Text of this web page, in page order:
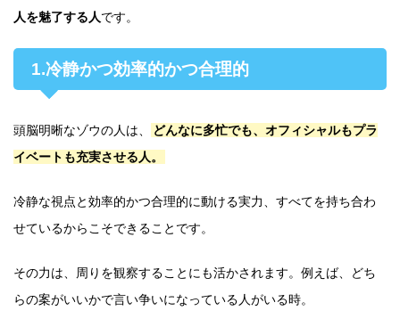
人を魅了する人です。
1.冷静かつ効率的かつ合理的
頭脳明晰なゾウの人は、
どんなに多忙でも、オフィシャルもプラ
イベートも充実させる人。
冷静な視点と効率的かつ合理的に動ける実力、すべてを持ち合わ
せているからこそできることです。
その力は、周りを観察することにも活かされます。例えば、どち
らの案がいいかで言い争いになっている人がいる時。